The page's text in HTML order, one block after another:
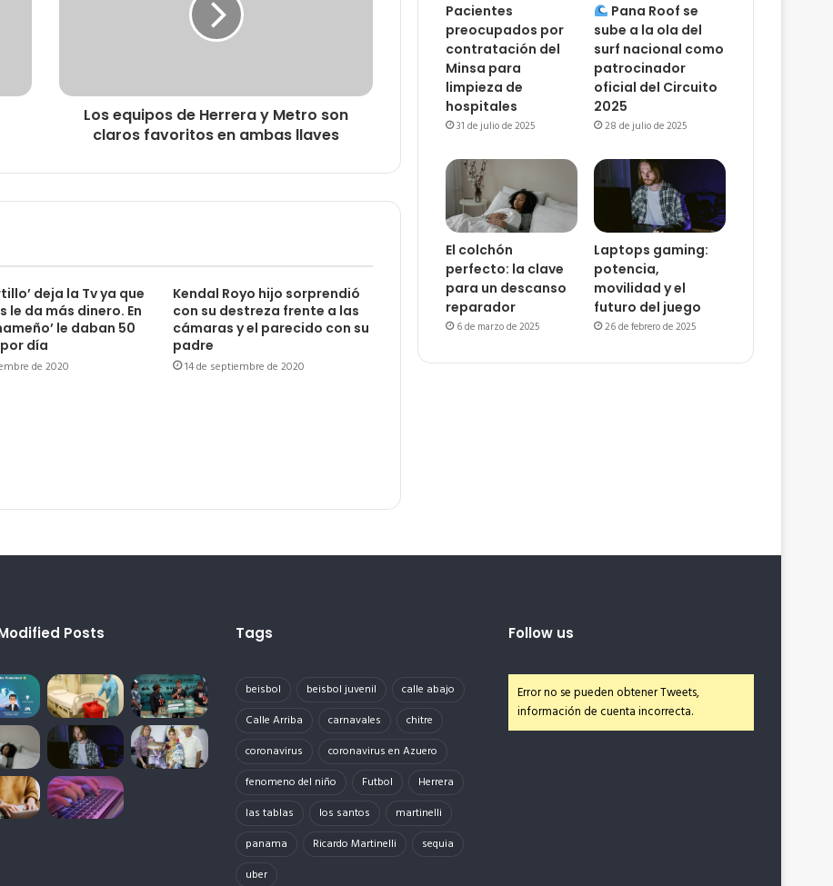
Los equipos de Herrera y Metro son
claros favoritos en ambas llaves
deja la Tv ya que
le da más dinero. En
le daban 50
día
de 2020
Kendal Royo hijo sorprendió
con su destreza frente a las
cámaras y el parecido con su
padre
14 de septiembre de 2020
Pacientes
preocupados por
contratación del
Minsa para
limpieza de
hospitales
31 de julio de 2025
Pana Roof se
sube a la ola del
surf nacional como
patrocinador
oficial del Circuito
2025
28 de julio de 2025
El colchón
perfecto: la clave
para un descanso
reparador
6 de marzo de 2025
Laptops gaming:
potencia,
movilidad y el
futuro del juego
26 de febrero de 2025
Posts Tags
beisbol beisbol juvenil
calle abajo
Calle Arriba
carnavales
chitre
coronavirus
coronavirus en Azuero
fenomeno del niño
Futbol
Herrera
las tablas
los santos
martinelli
panama
Ricardo Martinelli
sequia
uber
Follow us
Error no se pueden obtener Tweets,
información de cuenta incorrecta.